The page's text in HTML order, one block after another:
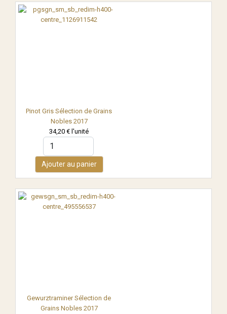
Pinot Gris Sélection de Grains
Nobles 2017
34,20 € l'unité
Ajouter au panier
Gewurztraminer Sélection de
Grains Nobles 2017